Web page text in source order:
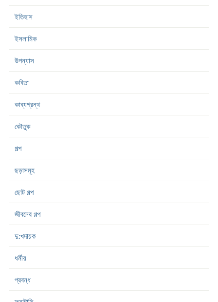
ইতিহাস
ইসলামিক
উপন্যাস
কবিতা
কাব্যগ্রন্থ
কৌতুক
গল্প
ছড়াসমূহ
ছোট গল্প
জীবনের গল্প
দু:খদায়ক
ধর্মীয়
প্রবন্ধ